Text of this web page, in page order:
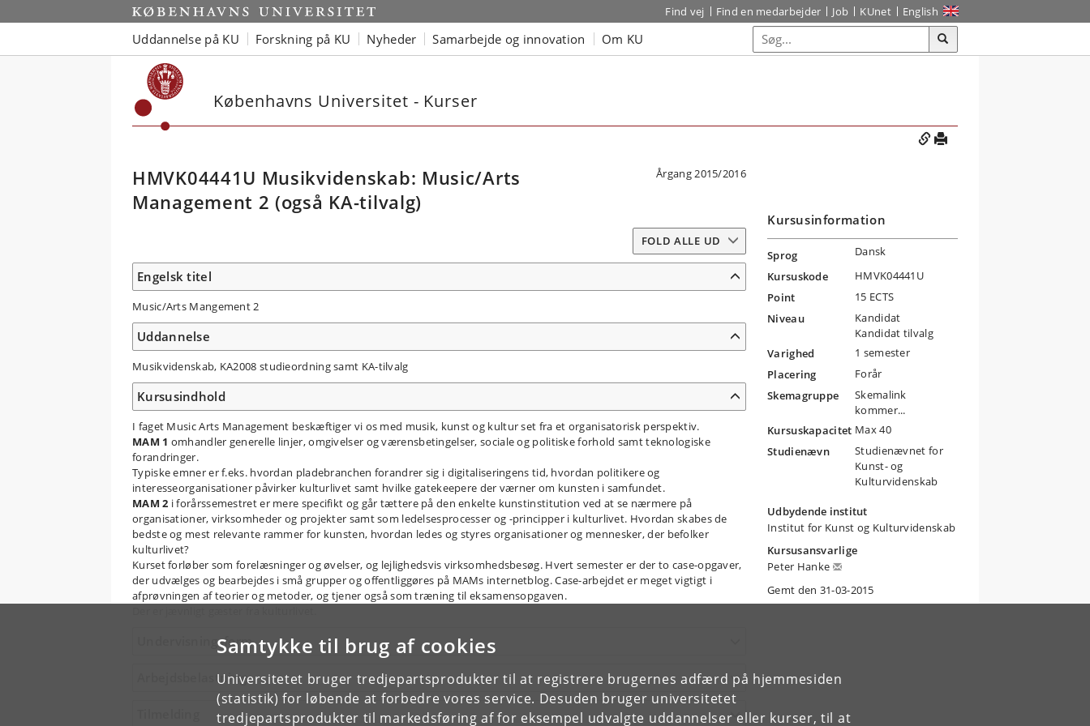
Samtykke til brug af cookies
Universitetet bruger tredjepartsprodukter til at registrere brugernes adfærd på hjemmesiden
(statistik) for løbende at forbedre vores service. Desuden bruger universitetet
tredjepartsprodukter til markedsføring af for eksempel udvalgte uddannelser eller kurser, til at
Find vej Find en medarbejder Job KUnet English
Uddannelse på KU Forskning på KU Nyheder Samarbejde og innovation Om KU
Københavns Universitet - Kurser
HMVK04441U Musikvidenskab: Music/Arts
Management 2 (også KA-tilvalg)
Årgang 2015/2016
FOLD ALLE UD
Engelsk titel
Music/Arts Mangement 2
Uddannelse
Musikvidenskab, KA2008 studieordning samt KA-tilvalg
Kursusindhold
I faget Music Arts Management beskæftiger vi os med musik, kunst og kultur set fra et organisatorisk perspektiv.
MAM 1 omhandler generelle linjer, omgivelser og værensbetingelser, sociale og politiske forhold samt teknologiske
forandringer.
Typiske emner er f.eks. hvordan pladebranchen forandrer sig i digitaliseringens tid, hvordan politikere og
interesseorganisationer påvirker kulturlivet samt hvilke gatekeepere der værner om kunsten i samfundet.
MAM 2 i forårssemestret er mere specifikt og går tættere på den enkelte kunstinstitution ved at se nærmere på
organisationer, virksomheder og projekter samt som ledelsesprocesser og -principper i kulturlivet. Hvordan skabes de
bedste og mest relevante rammer for kunsten, hvordan ledes og styres organisationer og mennesker, der befolker
kulturlivet?
Kurset forløber som forelæsninger og øvelser, og lejlighedsvis virksomhedsbesøg. Hvert semester er der to case-opgaver,
der udvælges og bearbejdes i små grupper og offentliggøres på MAMs internetblog. Case-arbejdet er meget vigtigt i
afprøvningen af teorier og metoder, og tjener også som træning til eksamensopgaven.
Undervisningsform
Arbejdsbelastning
Kursusinformation
Sprog
Dansk
Kursuskode
HMVK04441U
Point
15 ECTS
Niveau
Kandidat
Kandidat tilvalg
Varighed
1 semester
Placering
Forår
Skemagruppe
Skemalink
kommer...
Kursuskapacitet Max 40
Studienævn
Studienævnet for
Kunst- og
Kulturvidenskab
Udbydende institut
Institut for Kunst og Kulturvidenskab
Kursusansvarlige
Peter Hanke
Gemt den 31-03-2015